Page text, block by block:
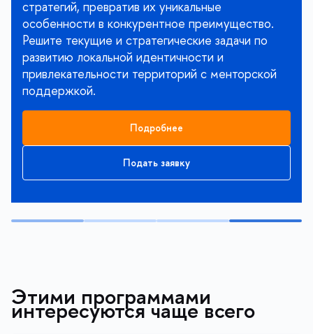
стратегий, превратив их уникальные
особенности в конкурентное преимущество.
Решите текущие и стратегические задачи по
развитию локальной идентичности и
привлекательности территорий с менторской
поддержкой.
Подробнее
Подать заявку
Этими программами
интересуются чаще всего